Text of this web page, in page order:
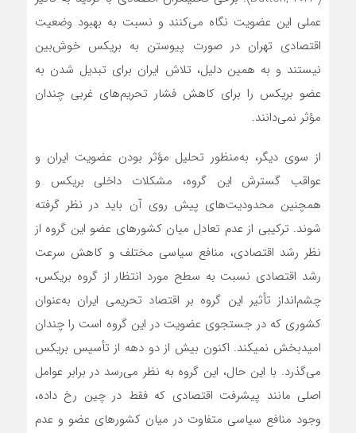
عملی این عضویت نگاه می‌کنند و نسبت به بهبود وضعیت
اقتصادی تهران در صورت پیوستن به بریکس خوش‌بین
نیستند و به همین دلیل، تلاش ایران برای تبدیل شدن به
عضو بریکس را برای کاهش فشار تحریم‌های غربی چندان
مؤثر نمی‌دانند.
از سوی دیگر، به‌منظور تحلیل مؤثر بودن عضویت ایران و
عواقب گسترش این گروه، مشکلات داخلی بریکس و
همچنین محدودیت‌های پیش ‌روی آن باید در نظر گرفته
شوند. ترکیبی از عدم تعادل میان کشورهای عضو این گروه از
نظر رشد اقتصادی، منافع سیاسی مختلف و کاهش سرعت
رشد اقتصادی نسبت به سطح مورد انتظار از گروه بریکس،
چشم‌انداز تأثیر این گروه بر اقتصاد تحریمی ایران به‌عنوان
کشوری که در جستجوی عضویت در این گروه است را چندان
امیدبخش نمی‎کند. اکنون بیش از دو دهه از تأسیس بریکس
می‌گذرد. با این حال، این گروه به نظر می‌رسد در برابر عوامل
اصلی مانند پیشرفت اقتصادی که فقط در چین رخ داده،
وجود منافع سیاسی متفاوت در میان کشورهای عضو و عدم